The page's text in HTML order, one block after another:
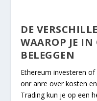
DE
WAAROP JE
BELEGGEN
Ethereum investeren
onr anre over kosten
Trading kun je op een